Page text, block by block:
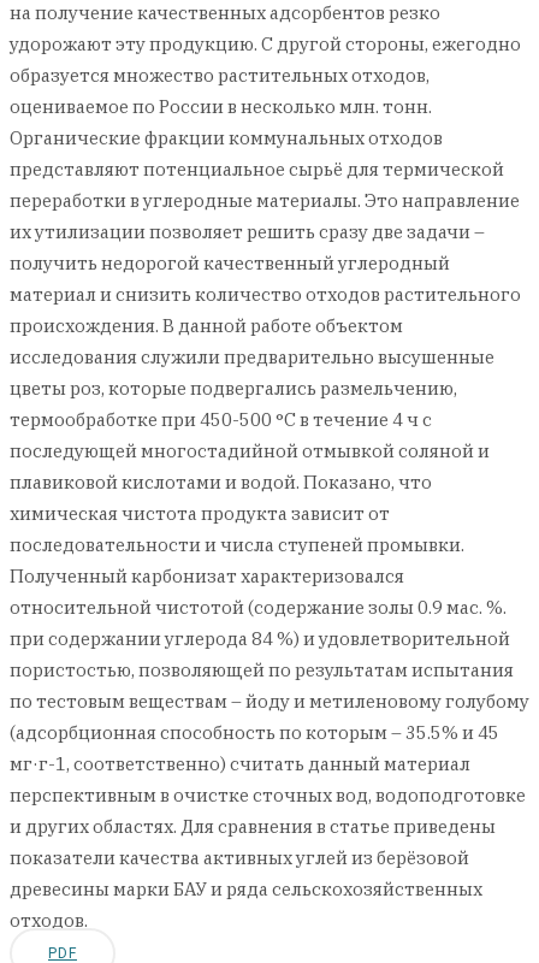
на получение качественных адсорбентов резко
удорожают эту продукцию. С другой стороны, ежегодно
образуется множество растительных отходов,
оцениваемое по России в несколько млн. тонн.
Органические фракции коммунальных отходов
представляют потенциальное сырьё для термической
переработки в углеродные материалы. Это направление
их утилизации позволяет решить сразу две задачи –
получить недорогой качественный углеродный
материал и снизить количество отходов растительного
происхождения. В данной работе объектом
исследования служили предварительно высушенные
цветы роз, которые подвергались размельчению,
термообработке при 450-500 °С в течение 4 ч с
последующей многостадийной отмывкой соляной и
плавиковой кислотами и водой. Показано, что
химическая чистота продукта зависит от
последовательности и числа ступеней промывки.
Полученный карбонизат характеризовался
относительной чистотой (содержание золы 0.9 мас. %.
при содержании углерода 84 %) и удовлетворительной
пористостью, позволяющей по результатам испытания
по тестовым веществам – йоду и метиленовому голубому
(адсорбционная способность по которым – 35.5% и 45
мг·г-1, соответственно) считать данный материал
перспективным в очистке сточных вод, водоподготовке
и других областях. Для сравнения в статье приведены
показатели качества активных углей из берёзовой
древесины марки БАУ и ряда сельскохозяйственных
отходов.
PDF